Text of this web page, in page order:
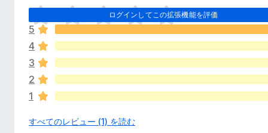
ログインしてこの拡張機能を評価
ま
だ
評
価
さ
れ
て
い
せ
5
4
3
2
1
すべてのレビュー (1) を読む